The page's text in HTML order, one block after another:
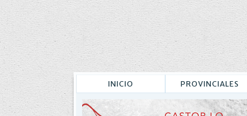
INICIO PROVINCIALES